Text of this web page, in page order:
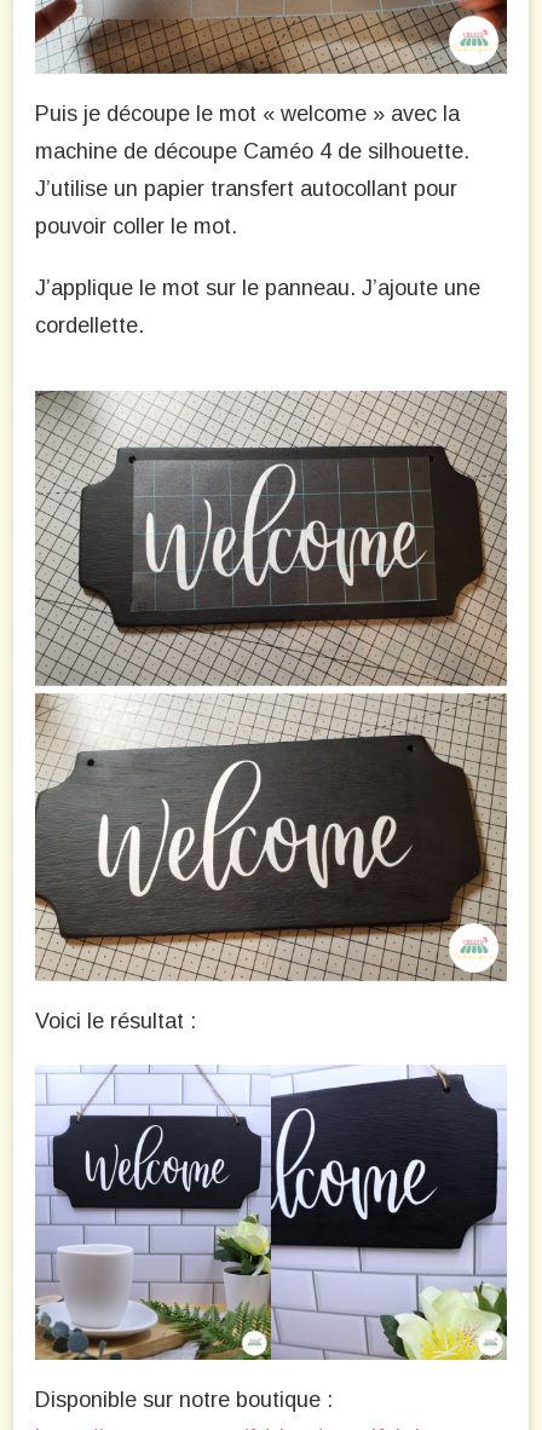
Puis je découpe le mot « welcome » avec la
machine de découpe Caméo 4 de silhouette.
J’utilise un papier transfert autocollant pour
pouvoir coller le mot.
J’applique le mot sur le panneau. J’ajoute une
cordellette.
Voici le résultat :
Disponible sur notre boutique :